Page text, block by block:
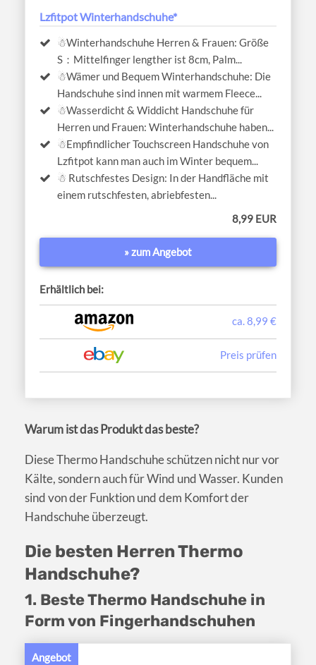
Lzfitpot Winterhandschuhe*
☃Winterhandschuhe Herren & Frauen: Größe
S：Mittelfinger lengther ist 8cm, Palm...
☃Wämer und Bequem Winterhandschuhe: Die
Handschuhe sind innen mit warmem Fleece...
☃Wasserdicht & Widdicht Handschuhe für
Herren und Frauen: Winterhandschuhe haben...
☃Empfindlicher Touchscreen Handschuhe von
Lzfitpot kann man auch im Winter bequem...
☃ Rutschfestes Design: In der Handfläche mit
einem rutschfesten, abriebfesten...
8,99 EUR
» zum Angebot
Erhältlich bei:
ca. 8,99 €
Preis prüfen
Warum ist das Produkt das beste?
Diese Thermo Handschuhe schützen nicht nur vor
Kälte, sondern auch für Wind und Wasser. Kunden
sind von der Funktion und dem Komfort der
Handschuhe überzeugt.
Die besten Herren Thermo
Handschuhe?
1. Beste Thermo Handschuhe in
Form von Fingerhandschuhen
Angebot